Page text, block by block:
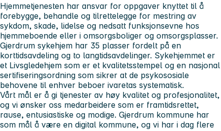
Hjemmetjenesten har ansvar for oppgaver knyttet til å
forebygge, behandle og tilrettelegge for mestring av
sykdom, skade, lidelse og nedsatt funksjonsevne hos
hjemmeboende eller i omsorgsboliger og omsorgsplasser.
Gjerdrum sykehjem har 35 plasser fordelt på en
korttidsavdeling og to langtidsavdelinger. Sykehjemmet er
et Livsgledehjem som er et kvalitetsstempel og en nasjonal
sertifiseringsordning som sikrer at de psykososiale
behovene til enhver beboer ivaretas systematisk.
Vårt mål er å gi tjenester av høy kvalitet og profesjonalitet,
og vi ønsker oss medarbeidere som er framtidsrettet,
rause, entusiastiske og modige. Gjerdrum kommune har
som mål å være en digital kommune, og vi har i dag flere